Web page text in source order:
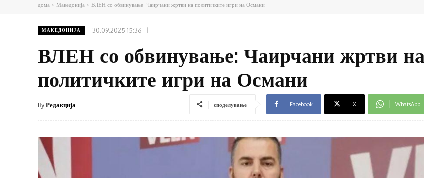
дома Македонија ВЛЕН со обвинување: Чаирчани жртви на политичките игри на Османи
МАКЕДОНИЈА 30.09.2025 15:36
ВЛЕН со обвинување: Чаирчани жртви на
политичките игри на Османи
ByРедакција споделување Facebook X WhatsApp